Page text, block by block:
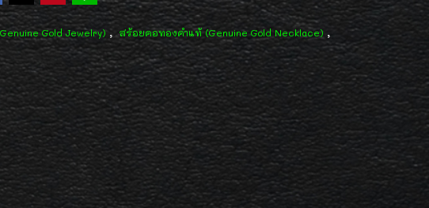
Gold Jewelry) , สร้อยคอทองคำแท้ (Genuine Gold Necklace) ,